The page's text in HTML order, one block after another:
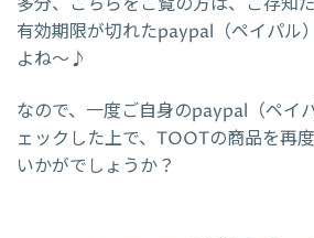
多分、こちらをご覧の方は、ご存知
有効期限が切れたpaypal（ペイパル
よね～♪
なので、一度ご自身のpaypal（ペイ
ェックした上で、TOOTの商品を再
いかがでしょうか？